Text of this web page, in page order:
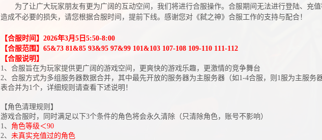
为了让广大玩家朋友有更为广阔的互动空间，我们将进行合服操作。合服期间无法进行登陆、充
造成不必要的损失，请您根据合服时间，提前下线。感谢您对《弑之神》合服工作的支持与配合！
【合服时间】2026年3月5日5:50-8:00
【合服范围】 65&73 81&85 93&95 97&99 101&103 107-108 109-110 111-112
【合服说明】
1、合服旨在为玩家提供更广阔的游戏空间，更爽快的游戏乐趣，更激情的竞争舞台
2、合服方式为多组服务器数据合并，其中最先开放的服务器为主服务器（如1-4合服，则1服为主服务
表合并为1个，详细规则请查看下述说明！
【角色清理规则】
游戏合服时，同时满足以下3个条件的角色将会永久清除（只清除角色，账号不影响）
1、 角色等级＜90
2、 未真实充值过的角色